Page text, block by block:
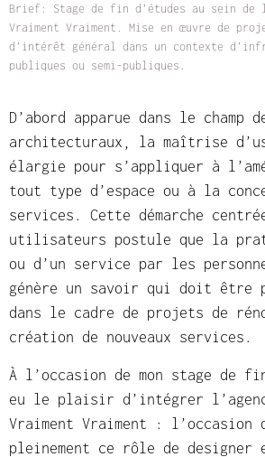
Brief: Stage de fin d’études au sein de
Vraiment Vraiment. Mise en œuvre de
d’intérêt général dans un contexte
publiques ou semi-publiques.
D’abord apparue dans le champ
architecturaux, la maîtrise
élargie pour s’appliquer à
tout type d’espace ou à la
services. Cette démarche
utilisateurs postule que la
ou d’un service par les
génère un savoir qui doit être
dans le cadre de projets de
création de nouveaux services.
À l’occasion de mon stage de
eu le plaisir d’intégrer
Vraiment Vraiment : l’occasion
pleinement ce rôle de designer